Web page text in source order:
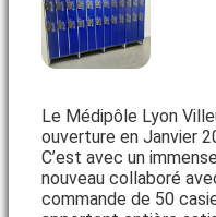
Le Médipôle Lyon
ouverture en Janvier
C’est avec un
nouveau collaboré
commande de 50